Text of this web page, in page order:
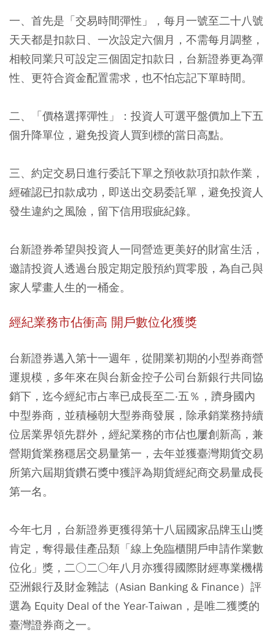
一、首先是「交易時間彈性」，每月一號至二十八號
天天都是扣款日、一次設定六個月，不需每月調整，
相較同業只可設定三個固定扣款日，台新證券更為彈
性、更符合資金配置需求，也不怕忘記下單時間。
二、「價格選擇彈性」：投資人可選平盤價加上下五
個升降單位，避免投資人買到標的當日高點。
三、約定交易日進行委託下單之預收款項扣款作業，
經確認已扣款成功，即送出交易委託單，避免投資人
發生違約之風險，留下信用瑕疵紀錄。
台新證券希望與投資人一同營造更美好的財富生活，
邀請投資人透過台股定期定股預約買零股，為自己與
家人擘畫人生的一桶金。
經紀業務市佔衝高 開戶數位化獲獎
台新證券邁入第十一週年，從開業初期的小型券商營
運規模，多年來在與台新金控子公司台新銀行共同協
銷下，迄今經紀市占率已成長至二‧五％，躋身國內
中型券商，並積極朝大型券商發展，除承銷業務持續
位居業界領先群外，經紀業務的市佔也屢創新高，兼
營期貨業務穩居交易量第一，去年並獲臺灣期貨交易
所第六屆期貨鑽石獎中獲評為期貨經紀商交易量成長
第一名。
今年七月，台新證券更獲得第十八屆國家品牌玉山獎
肯定，奪得最佳產品類「線上免臨櫃開戶申請作業數
位化」獎，二○二○年八月亦獲得國際財經專業機構
亞洲銀行及財金雜誌（Asian Banking & Finance）評
選為 Equity Deal of the Year-Taiwan，是唯二獲獎的
臺灣證券商之一。